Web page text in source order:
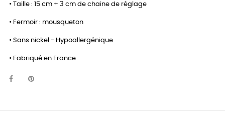
• Taille : 15 cm + 3 cm de chaine de réglage
• Fermoir : mousqueton
• Sans nickel - Hypoallergénique
• Fabriqué en France